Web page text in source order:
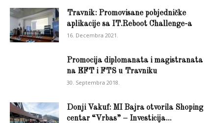
Travnik: Promovisane pobjedničke
aplikacije sa IT.Reboot Challenge-a
16. Decembra 2021.
Promocija diplomanata i magistranata
na EFT i FTS u Travniku
30. Septembra 2018.
Donji Vakuf: MI Bajra otvorila Shoping
centar “Vrbas” – Investicija...